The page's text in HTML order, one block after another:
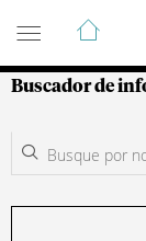
Guía de
Buscador de